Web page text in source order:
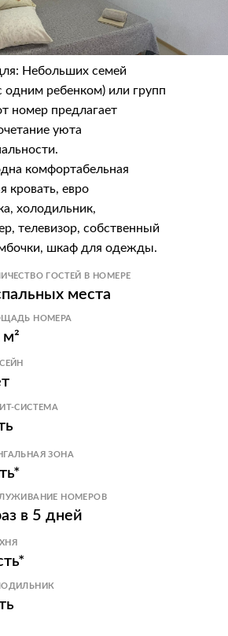
Небольших семей
одним ребенком) или групп
номер предлагает
уюта
комфортабельная
кровать, евро
холодильник,
телевизор, собственный
шкаф для одежды.
СИСТЕМА
ЗОНА
НОМЕРА
места
ГОСТЕЙ В НОМЕРЕ
НОМЕРОВ
в 5 дней